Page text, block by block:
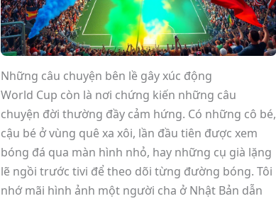
Những câu chuyện bên lề gây xúc động
World Cup còn là nơi chứng kiến những câu
chuyện đời thường đầy cảm hứng. Có những cô bé,
cậu bé ở vùng quê xa xôi, lần đầu tiên được xem
bóng đá qua màn hình nhỏ, hay những cụ già lặng
lẽ ngồi trước tivi để theo dõi từng đường bóng. Tôi
nhớ mãi hình ảnh một người cha ở Nhật Bản dẫn